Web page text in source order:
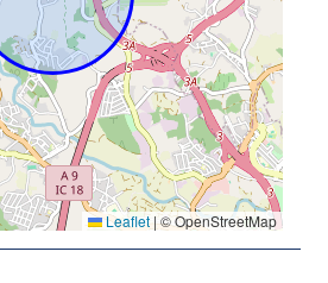
Leaflet|© OpenStreetMap